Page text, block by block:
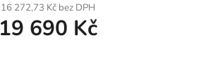
16 272,73 Kč bez DPH
19 690 Kč